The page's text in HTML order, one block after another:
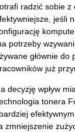
radzić sobie
jeśli
potrzeby
głównie do
ów już
decyzję wpływ
tonera
zmniejszenie zu